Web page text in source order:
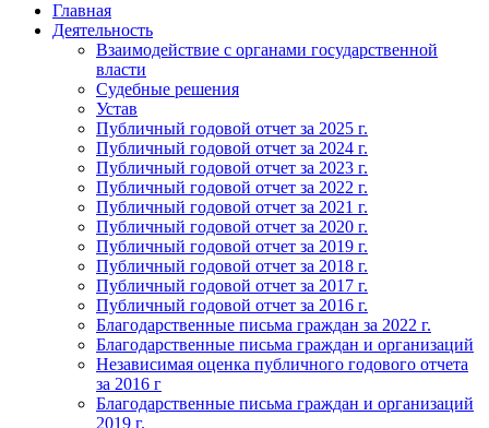
Главная
Деятельность
Взаимодействие с органами государственной
власти
Судебные решения
Устав
Публичный годовой отчет за 2025 г.
Публичный годовой отчет за 2024 г.
Публичный годовой отчет за 2023 г.
Публичный годовой отчет за 2022 г.
Публичный годовой отчет за 2021 г.
Публичный годовой отчет за 2020 г.
Публичный годовой отчет за 2019 г.
Публичный годовой отчет за 2018 г.
Публичный годовой отчет за 2017 г.
Публичный годовой отчет за 2016 г.
Благодарственные письма граждан за 2022 г.
Благодарственные письма граждан и организаций
Независимая оценка публичного годового отчета
за 2016 г
Благодарственные письма граждан и организаций
2019 г.